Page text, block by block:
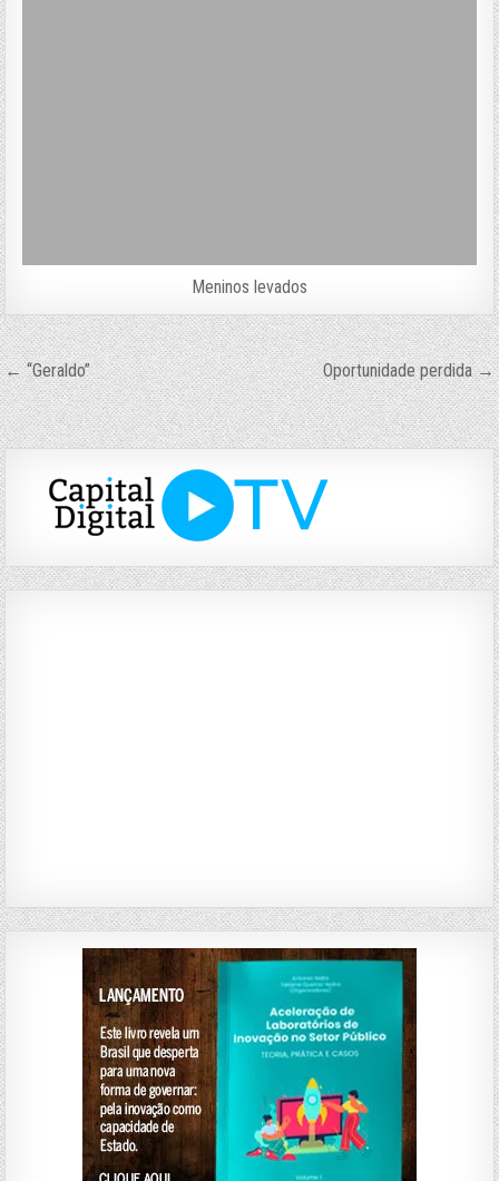
Meninos levados
Navegação
de
Post
← “Geraldo” Oportunidade perdida →